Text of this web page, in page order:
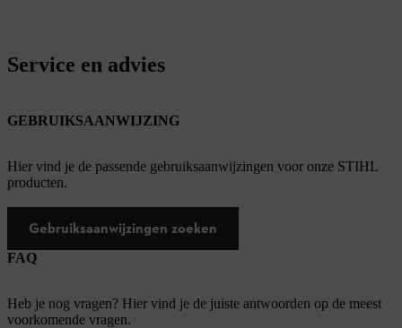
Service en advies
GEBRUIKSAANWIJZING
Hier vind je de passende gebruiksaanwijzingen voor onze STIHL
producten.
Gebruiksaanwijzingen zoeken
FAQ
Heb je nog vragen? Hier vind je de juiste antwoorden op de meest
voorkomende vragen.